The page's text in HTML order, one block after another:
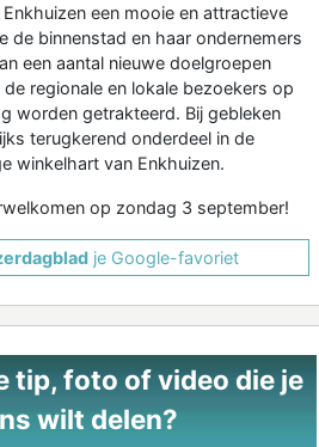
een mooie en attractieve
de binnenstad en haar ondernemers
een aantal nieuwe doelgroepen
regionale en lokale bezoekers op
worden getrakteerd. Bij gebleken
terugkerend onderdeel in de
winkelhart van Enkhuizen.
op zondag 3 september!
je Google-favoriet
tip, foto of video die je
wilt delen?